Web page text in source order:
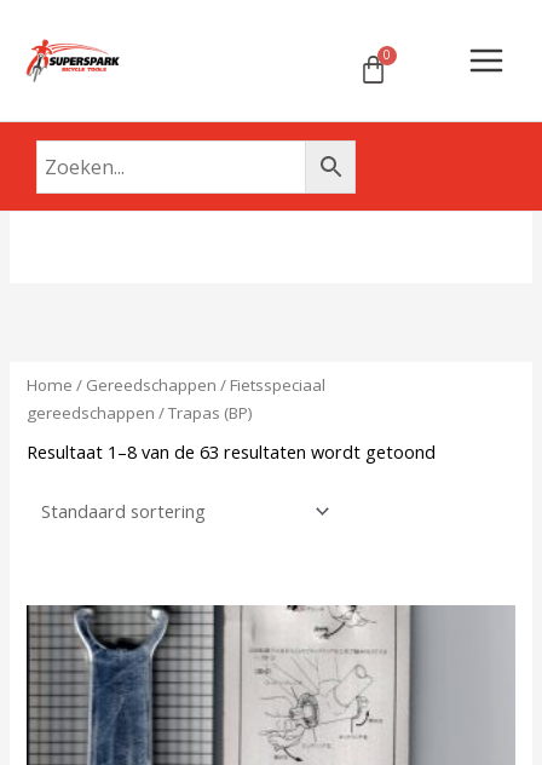
naar
Menu
Home / Gereedschappen / Fietsspeciaal
gereedschappen / Trapas (BP)
Resultaat 1–8 van de 63 resultaten wordt getoond